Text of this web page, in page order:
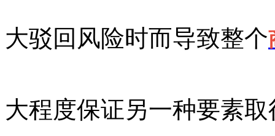
大驳回风险时而导致整个
大程度保证另一种要素